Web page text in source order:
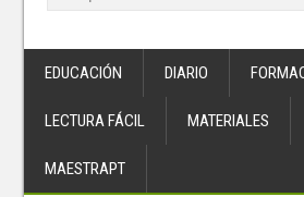
EDUCACIÓN DIARIO
LECTURA FÁCIL MATERIALES
MAESTRAPT